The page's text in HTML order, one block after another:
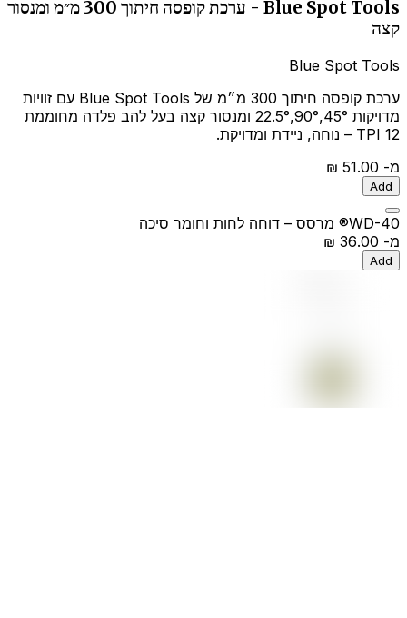
Blue Spot Tools - ערכת קופסה חיתוך 300 מ״מ ומנסור
קצה
Blue Spot Tools
ערכת קופסה חיתוך 300 מ״מ של Blue Spot Tools עם זוויות
מדויקות 45°,90°,22.5° ומנסור קצה בעל להב פלדה מחוממת
12 TPI – נוחה, ניידת ומדויקת.
מ-
Add
WD-40® מרסס – דוחה לחות וחומר סיכה
מ-
Add